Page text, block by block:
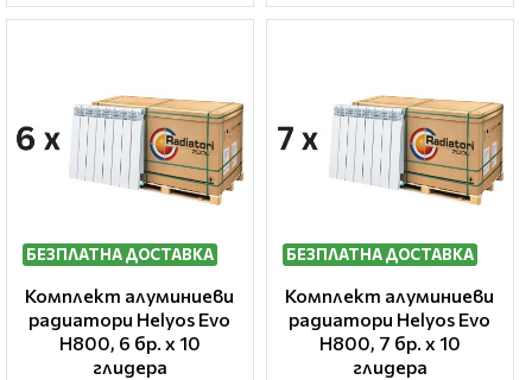
БЕЗПЛАТНА ДОСТАВКА
Комплект алуминиеви
радиатори Helyos Evo
H800, 6 бр. x 10
глидера
БЕЗПЛАТНА ДОСТАВКА
Комплект алуминиеви
радиатори Helyos Evo
H800, 7 бр. x 10
глидера